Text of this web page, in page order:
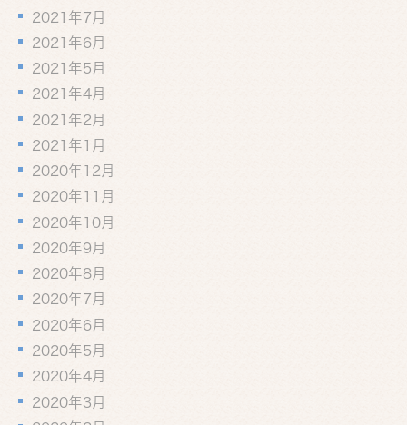
2021年7月
2021年6月
2021年5月
2021年4月
2021年2月
2021年1月
2020年12月
2020年11月
2020年10月
2020年9月
2020年8月
2020年7月
2020年6月
2020年5月
2020年4月
2020年3月